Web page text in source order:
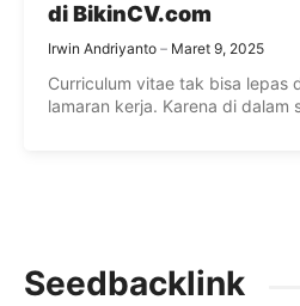
di BikinCV.com
Irwin Andriyanto Maret 9, 2025
Curriculum vitae tak bisa lepas
lamaran kerja. Karena di dalam
Seedbacklink